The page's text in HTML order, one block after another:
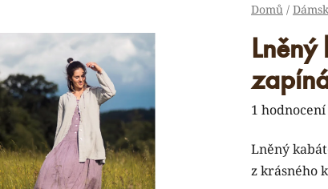
Domů /
Průměrné
produktu
je
1 hodnocení
Lněný
z krásného